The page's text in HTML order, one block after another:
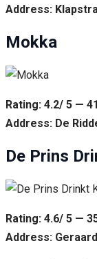
Address:
Mokka
Rating: 4.2/ 5 —
Address: De
De Prins
Rating: 4.6/ 5 —
Address: